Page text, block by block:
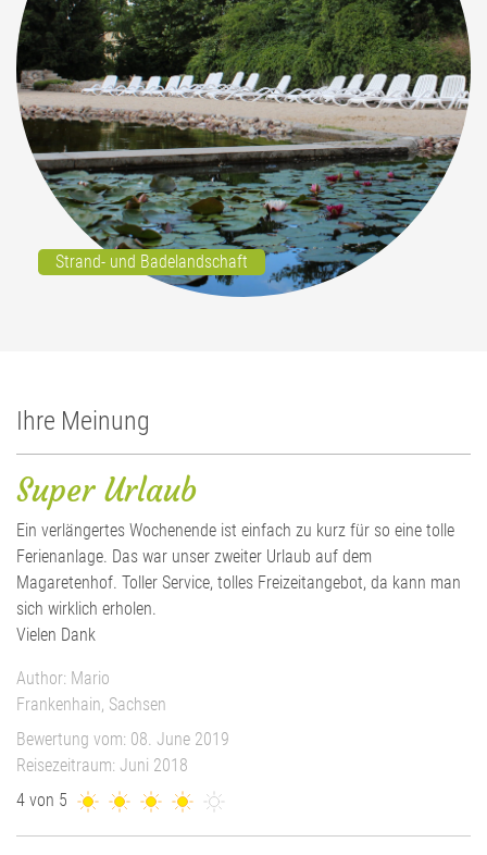
Strand- und Badelandschaft
Ihre Meinung
Super Urlaub
Ein verlängertes Wochenende ist einfach zu kurz für so eine tolle
Ferienanlage. Das war unser zweiter Urlaub auf dem
Magaretenhof. Toller Service, tolles Freizeitangebot, da kann man
sich wirklich erholen.
Vielen Dank
Author: Mario
Frankenhain, Sachsen
Bewertung vom: 08. June 2019
Reisezeitraum: Juni 2018
4 von 5